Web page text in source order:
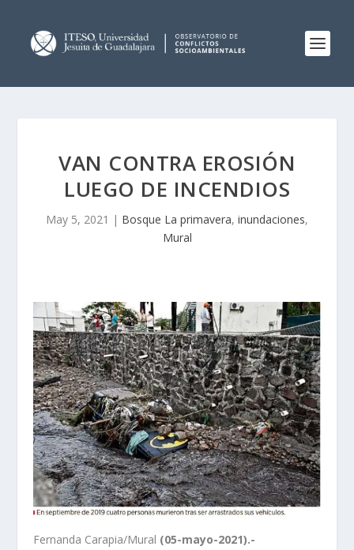
VAN CONTRA EROSIÓN
LUEGO DE INCENDIOS
May 5, 2021 | Bosque La primavera, inundaciones,
Mural
Fernanda Carapia/Mural (05-mayo-2021).-